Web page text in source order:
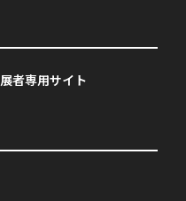
者専用サイト